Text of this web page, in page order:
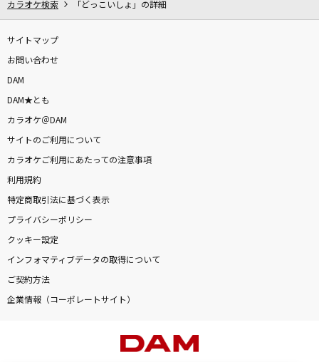
カラオケ検索 「どっこいしょ」の詳細
サイトマップ
お問い合わせ
DAM
DAM★とも
カラオケ＠DAM
サイトのご利用について
カラオケご利用にあたっての注意事項
利用規約
特定商取引法に基づく表示
プライバシーポリシー
クッキー設定
インフォマティブデータの取得について
ご契約方法
企業情報（コーポレートサイト）